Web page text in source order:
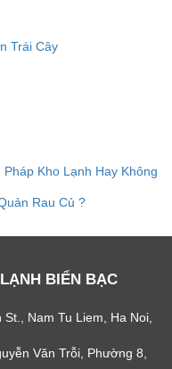
Trái Cây
Kho Lạnh Hay Không
Rau Củ ?
BIỂN BẠC
Nam Tu Liem, Ha Noi,
Văn Trỗi, Phường 8,